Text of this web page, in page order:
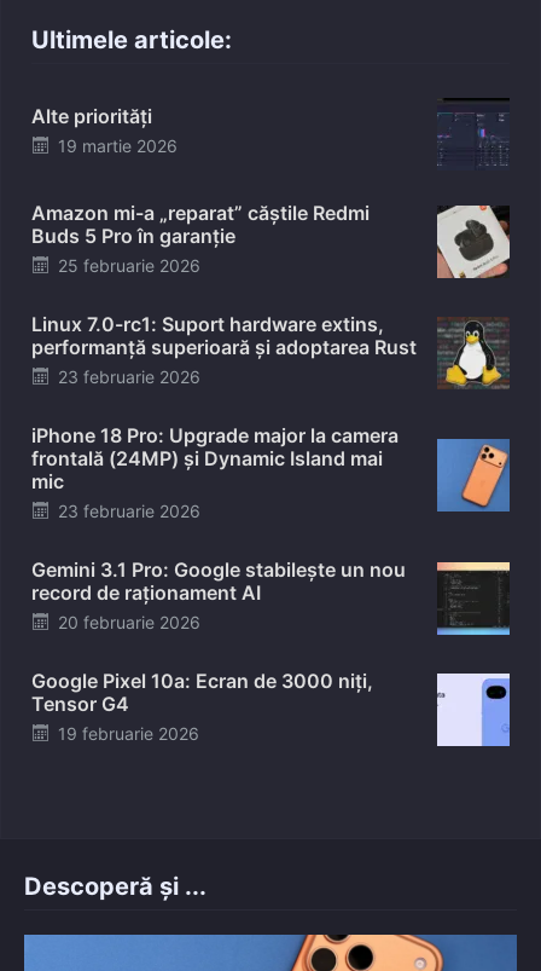
Ultimele articole:
Alte priorități
Posted
19 martie 2026
Amazon mi-a „reparat” căștile Redmi
Buds 5 Pro în garanție
Posted
25 februarie 2026
Linux 7.0-rc1: Suport hardware extins,
performanță superioară și adoptarea Rust
Posted
23 februarie 2026
iPhone 18 Pro: Upgrade major la camera
frontală (24MP) și Dynamic Island mai
mic
Posted
23 februarie 2026
Gemini 3.1 Pro: Google stabilește un nou
record de raționament AI
Posted
20 februarie 2026
Google Pixel 10a: Ecran de 3000 niți,
Tensor G4
Posted
19 februarie 2026
Descoperă și ...